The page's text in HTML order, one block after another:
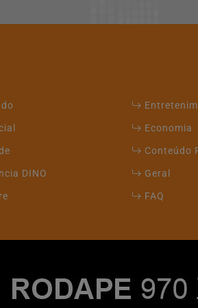
Economia
Conteúdo
DINO
Geral
FAQ
Ao continuar o acesso,